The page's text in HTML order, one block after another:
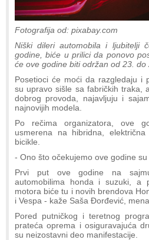
Fotografija od: pixabay.com
Niški dileri automobila i ljubitelji
godine, biće u prilici da ponovo
će ove godine biti održan od 23. do
Posetioci će moći da razgledaju i
su upravo sišle sa fabričkih traka,
dobrog provoda, najavljuju i
najnovijih modela.
Po rečima organizatora, ove
usmerena na hibridna,
bicikle.
- Ono što očekujemo ove godine
Prvi put ove godine na
automobilima honda i suzuki, a
motora biće tu i novih brendova
i Vespa - kaže Saša Đorđević,
Pored putničkog i teretnog
prateća oprema i osiguravajuća
su neizostavni deo manifestacije.